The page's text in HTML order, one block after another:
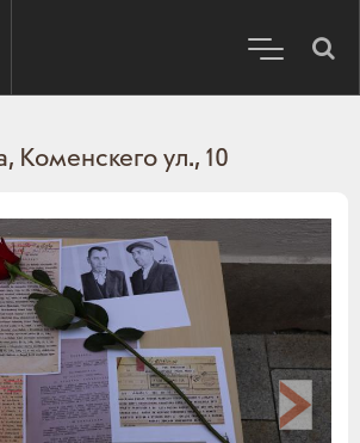
Коменскего ул., 10